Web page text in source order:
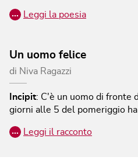
… Leggi la poesia
Un uomo felice
di Niva Ragazzi
Incipit: C'è un uomo di fronte
giorni alle 5 del pomeriggio
… Leggi il racconto